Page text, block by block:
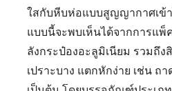
ใสกับหีบห่อแบบสูญญากาศเข้
แบบนี้จะพบเห็นได้จากการแพ็
ลังกระป๋องอะลูมิเนียม รวมถึ
เปราะบาง แตกหักง่าย เช่น ถ